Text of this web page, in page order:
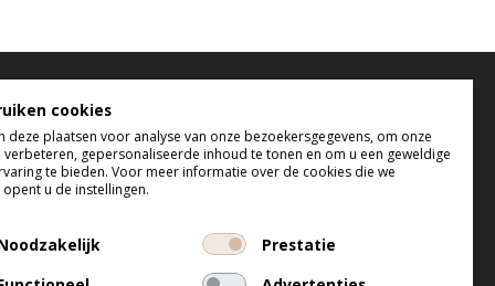
bereikbaar
m do tussen 9:00 uur en 17:00 uur
tussen 9:00 uur en 12:00 uur
cookies
deze plaatsen voor analyse van onze bezoekersgegevens, om onze
verbeteren, gepersonaliseerde inhoud te tonen en om u een geweldige
te bieden. Voor meer informatie over de cookies die we
opent u de instellingen.
Prestatie